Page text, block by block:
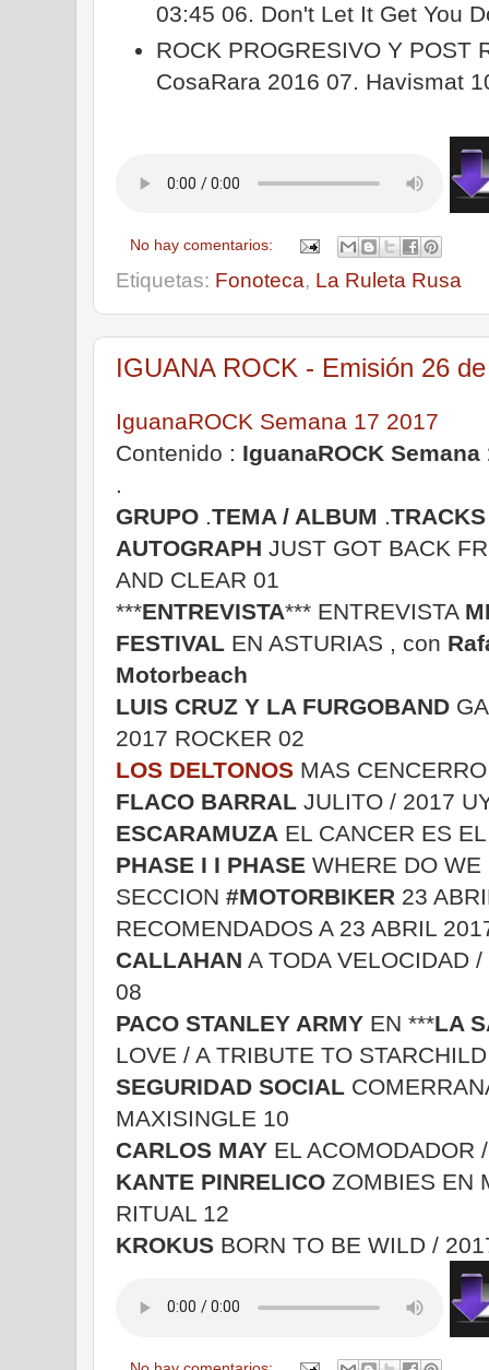
03:45 06. Don't Let It Get You
ROCK PROGRESIVO Y POST
CosaRara 2016 07. Havismat
No hay comentarios:
Etiquetas: Fonoteca, La Ruleta Rusa
IGUANA ROCK - Emisión 26
IguanaROCK Semana 17 2017
Contenido : IguanaROCK Semana
.
GRUPO .TEMA / ALBUM .TRACKS
AUTOGRAPH JUST GOT BACK
AND CLEAR 01
***ENTREVISTA*** ENTREVISTA
FESTIVAL EN ASTURIAS , con
Motorbeach
LUIS CRUZ Y LA FURGOBAND
2017 ROCKER 02
LOS DELTONOS MAS
FLACO BARRAL JULITO / 2017
ESCARAMUZA EL CANCER ES
PHASE I I PHASE WHERE DO
SECCION #MOTORBIKER 23
RECOMENDADOS A 23 ABRIL
CALLAHAN A TODA VELOCIDAD
08
PACO STANLEY ARMY EN ***LA
LOVE / A TRIBUTE TO
SEGURIDAD SOCIAL
MAXISINGLE 10
CARLOS MAY EL ACOMODADOR
KANTE PINRELICO ZOMBIES EN
RITUAL 12
KROKUS BORN TO BE WILD /